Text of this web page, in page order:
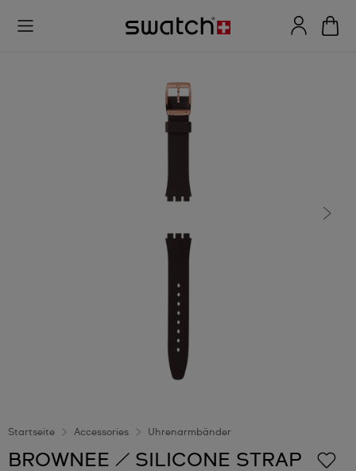
Startseite Accessories Uhrenarmbänder
BROWNEE / SILICONE STRAP